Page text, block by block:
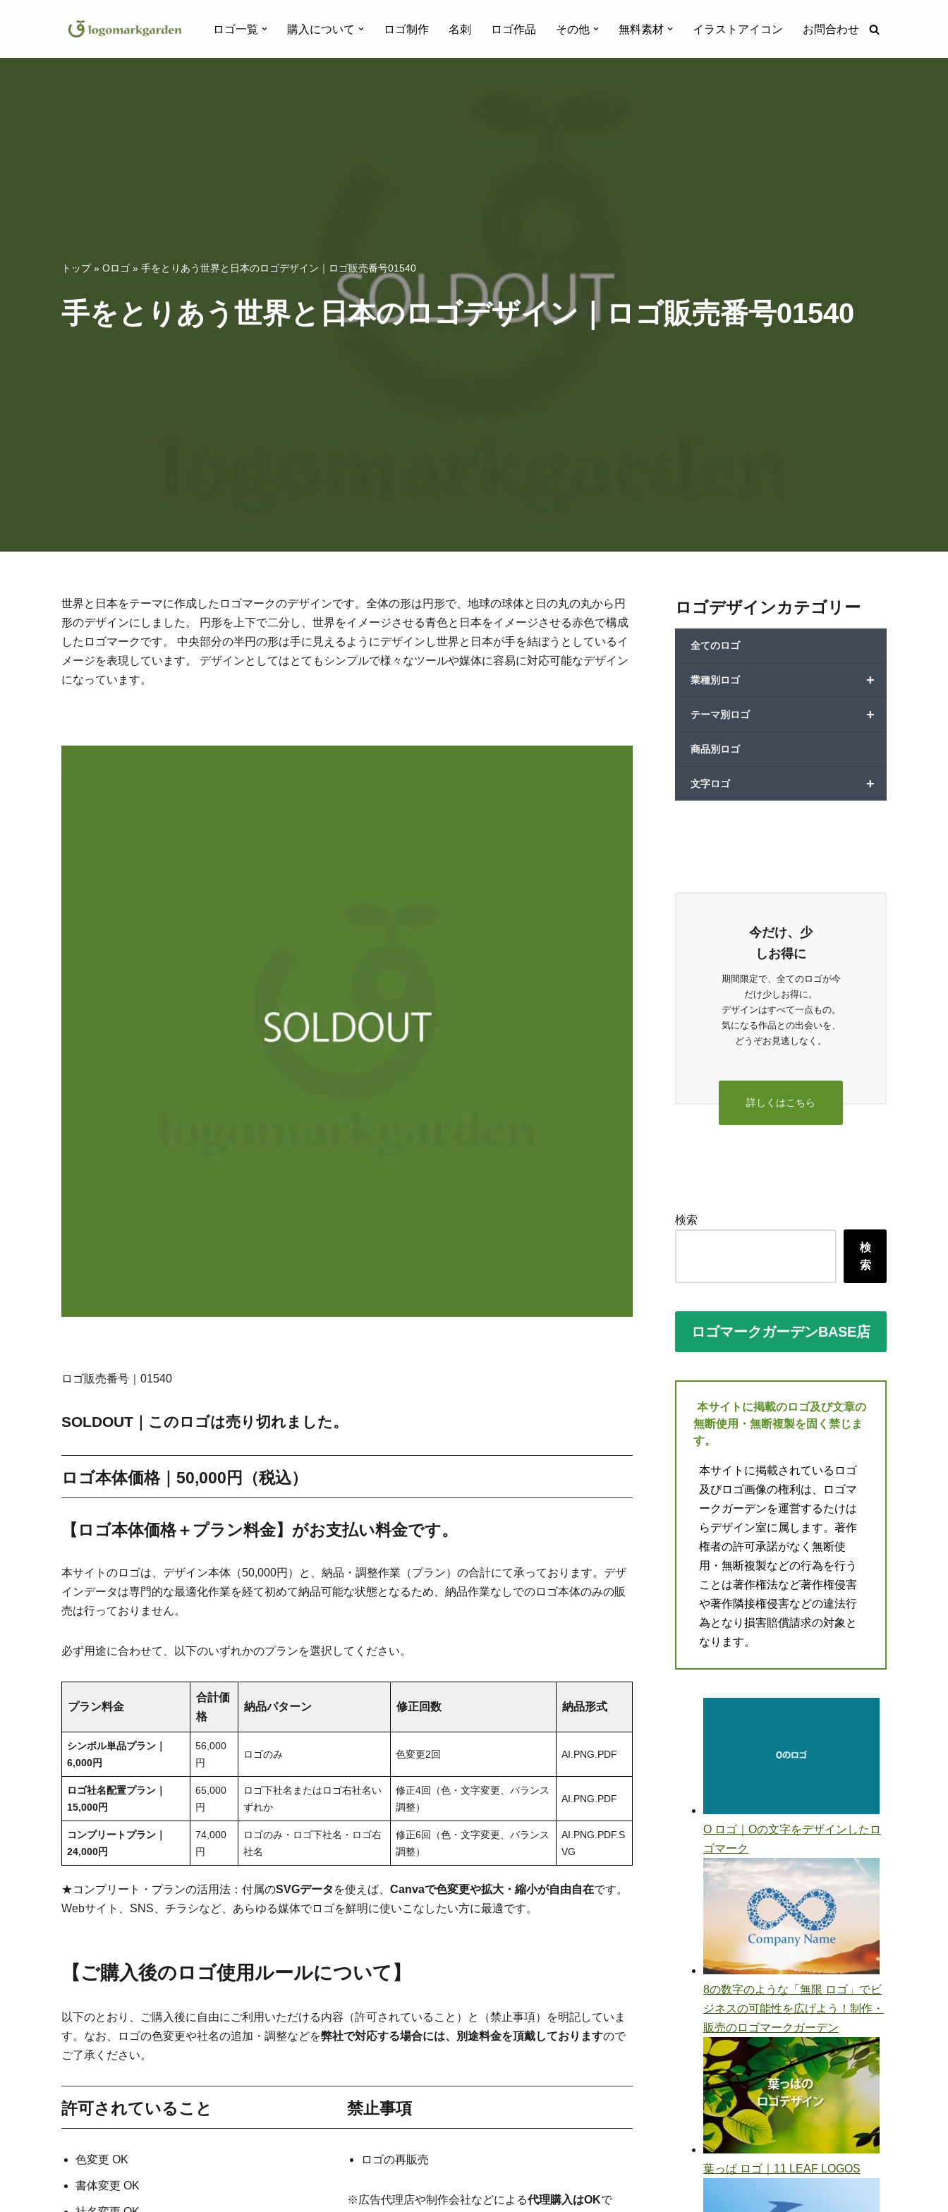
ン
ロゴ一覧 購入について ロゴ制作 名刺 ロゴ作品 その他 無料素材 イラストアイコン お問合わせ
トップ» Oロゴ » 手をとりあう世界と日本のロゴデザイン｜ロゴ販売番号01540
手をとりあう世界と日本のロゴデザイン｜ロゴ販売番号01540
世界と日本をテーマに作成したロゴマークのデザインです。全体の形は円形で、地球の球体と日の丸の丸から円
形のデザインにしました。 円形を上下で二分し、世界をイメージさせる青色と日本をイメージさせる赤色で構成
したロゴマークです。 中央部分の半円の形は手に見えるようにデザインし世界と日本が手を結ぼうとしているイ
メージを表現しています。 デザインとしてはとてもシンプルで様々なツールや媒体に容易に対応可能なデザイン
になっています。
ロゴ販売番号｜01540
SOLDOUT｜このロゴは売り切れました。
ロゴ本体価格｜50,000円（税込）
【ロゴ本体価格＋プラン料金】がお支払い料金です。
本サイトのロゴは、デザイン本体（50,000円）と、納品・調整作業（プラン）の合計にて承っております。デザ
インデータは専門的な最適化作業を経て初めて納品可能な状態となるため、納品作業なしでのロゴ本体のみの販
売は行っておりません。
必ず用途に合わせて、以下のいずれかのプランを選択してください。
プラン料金
合計価
格
納品パターン 修正回数 納品形式
シンボル単品プラン｜
6,000円
56,000
円
ロゴのみ 色変更2回 AI.PNG.PDF
ロゴ社名配置プラン｜
15,000円
65,000
円
ロゴ下社名またはロゴ右社名い
ずれか
修正4回（色・文字変更、バランス
調整）
AI.PNG.PDF
コンプリートプラン｜
24,000円
74,000
円
ロゴのみ・ロゴ下社名・ロゴ右
社名
修正6回（色・文字変更、バランス
調整）
AI.PNG.PDF.S
VG
★コンプリート・プランの活用法：付属のSVGデータ を使えば、 Canvaで色変更や拡大・縮小が自由自在です。
Webサイト、SNS、チラシなど、あらゆる媒体でロゴを鮮明に使いこなしたい方に最適です。
【 ご購入後のロゴ使用ルールについて 】
以下のとおり、ご購入後に自由にご利用いただける内容（許可されていること）と（禁止事項）を明記していま
す。なお、ロゴの色変更や社名の追加・調整などを弊社で対応する場合には、別途料金を頂戴しておりますので
ご了承ください。
許可されていること
色変更 OK
書体変更 OK
禁止事項
ロゴの再販売
※広告代理店や制作会社などによる代理購入はOKで
ロゴデザインカテゴリー
全てのロゴ
+
業種別ロゴ
+
テーマ別ロゴ
商品別ロゴ
+
文字ロゴ
今だけ、少
しお得に
期間限定で、全てのロゴが今
だけ少しお得に。
デザインはすべて一点もの。
気になる作品との出会いを、
どうぞお見逃しなく。
詳しくはこちら
検索
検
索
ロゴマークガーデンBASE店
本サイトに掲載のロゴ及び文章の
無断使用・無断複製を固く禁じま
す。
本サイトに掲載されているロゴ
及びロゴ画像の権利は、ロゴマ
ークガーデンを運営するたけは
らデザイン室に属します。著作
権者の許可承諾がなく無断使
用・無断複製などの行為を行う
ことは著作権法など著作権侵害
や著作隣接権侵害などの違法行
為となり損害賠償請求の対象と
なります。